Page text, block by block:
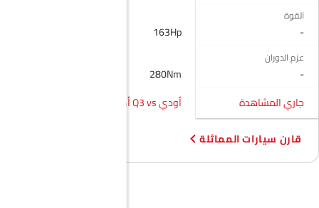
القوة
-
163Hp
عزم الدوران
-
280Nm
جاري المشاهدة
أودي Q3 vs أكتيون
قارن سيارات المماثلة